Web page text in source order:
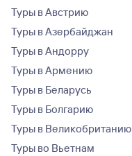
Туры в Австрию
Туры в Азербайджан
Туры в Андорру
Туры в Армению
Туры в Беларусь
Туры в Болгарию
Туры в Великобританию
Туры во Вьетнам